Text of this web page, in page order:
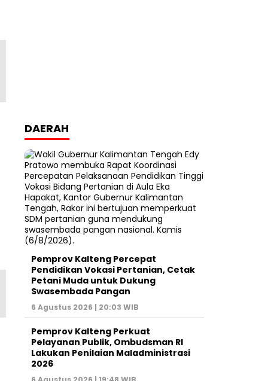
DAERAH
Pemprov Kalteng Percepat
Pendidikan Vokasi Pertanian, Cetak
Petani Muda untuk Dukung
Swasembada Pangan
6 Agustus 2026 | 20:03 WIB
Pemprov Kalteng Perkuat
Pelayanan Publik, Ombudsman RI
Lakukan Penilaian Maladministrasi
2026